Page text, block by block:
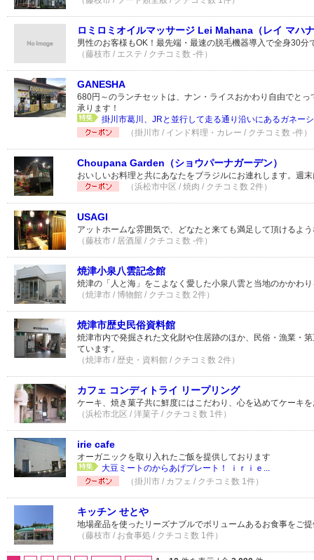
ロミロミオイルマッサージ Lei Mahana（レイ マハ
男性のお客様もOK！最先端・最速の脱毛機器導入で全身30分
（藤枝市 / エステ / クチコミ数 -件）
GANESHA
680円～のランチセットは、ナン・ライスおかわり自由でと
承ります！
掛川市葛川、JRと並行して走る通り沿いにあるガネー
（掛川市 / インド料理・カレー / クチコミ数 -件）
Choupana Garden（ショウパーナガーデン）
おいしいお料理と共にあなたをブラジルにお連れします。週
（浜松市中区 / 焼肉 / クチコミ数 2件）
USAGI
アットホームな雰囲気で、どなたと来ても満足して頂けるよ
（藤枝市 / 居酒屋 / クチコミ数 -件）
焼津小泉八雲記念館
焼津の「人と海」をこよなく愛した小泉八雲と当地のかかわ
（焼津市 / 博物館 / クチコミ数 2件）
焼津市歴史民俗資料館
焼津市内で発掘された文化財や住居跡のほか、民俗・漁業・
ています。
（焼津市 / 歴史・資料館 / クチコミ数 2件）
カフェ コンディトライ リープリング
ケーキ、焼き菓子共に鮮度にはこだわり、心を込めてケーキ
（浜松市北区 / 洋菓子 / クチコミ数 1件）
irie cafe
オーガニックを取り入れたご飯を提供しております
大豆ミートのからあげプレート！ ｉｒｉｅ...
（掛川市 / カフェ / クチコミ数 1件）
キッチン せとや
地場産品を使ったリーズナブルでボリュームあるお食事をご
（藤枝市 / お食事処 / クチコミ数 1件）